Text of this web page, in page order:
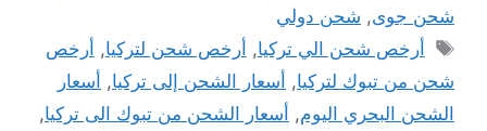
شحن جوى, شحن دولي
الوسوم
أرخص شحن الي تركيا, أرخص شحن لتركيا, أرخص
شحن من تبوك لتركيا, أسعار الشحن إلى تركيا, أسعار
الشحن البحري اليوم, أسعار الشحن من تبوك الى تركيا,